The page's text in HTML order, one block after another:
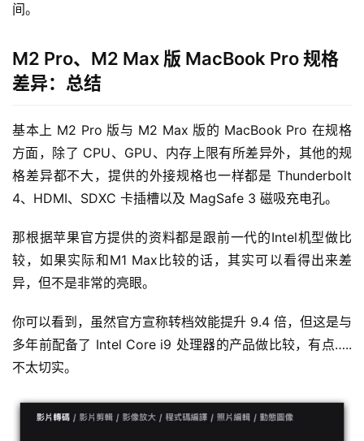
间。
M2 Pro、M2 Max 版 MacBook Pro 规格
差异：总结
基本上 M2 Pro 版与 M2 Max 版的 MacBook Pro 在规格
方面，除了 CPU、GPU、内存上限有所差异外，其他的规
格差异都不大，提供的外接规格也一样都是 Thunderbolt
4、HDMI、SDXC 卡插槽以及 MagSafe 3 磁吸充电孔。
那根据苹果官方提供的资料都是跟前一代的Intel机型做比
较，如果实际和M1 Max比较的话，其实可以看得出来差
异，但不是非常的亮眼。
你可以看到，虽然官方宣称转档效能提升 9.4 倍，但这是与
多年前配备了 Intel Core i9 处理器的产品做比较，有点…..
不太切实。